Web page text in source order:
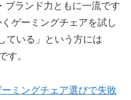
ブランド力ともに一流です
ゲーミングチェアを試し
ている」という方には
す。
ミングチェア選びで失敗